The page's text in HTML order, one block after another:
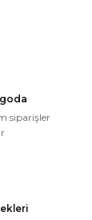
siparişler